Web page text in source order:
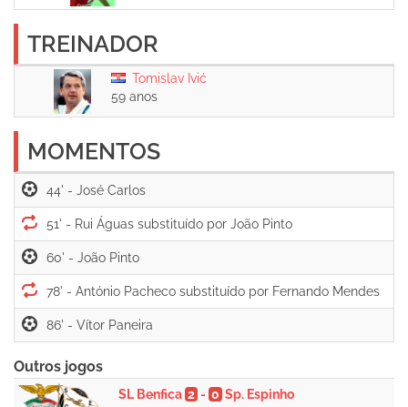
TREINADOR
Tomislav Ivić
59 anos
MOMENTOS
44' -
51' -
60' -
78' -
86' -
Outros jogos
SL Benfica 2- 0 Sp. Espinho